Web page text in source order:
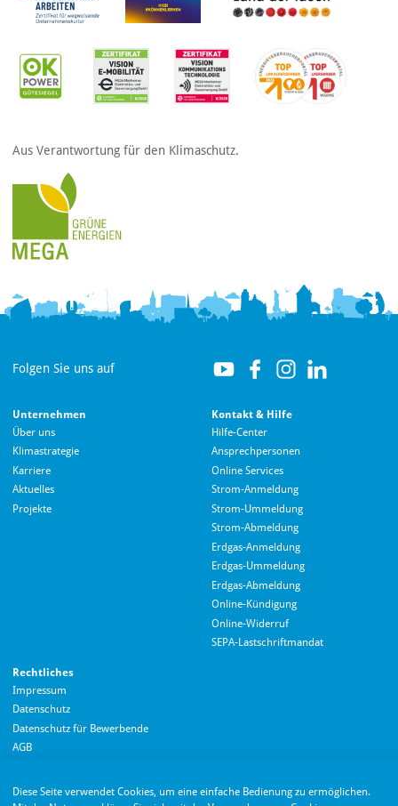
Aus Verantwortung für den Klimaschutz.
Folgen Sie uns auf
Unternehmen
Über uns
Klimastrategie
Karriere
Aktuelles
Projekte
Kontakt & Hilfe
Hilfe-Center
Ansprechpersonen
Online Services
Strom-Anmeldung
Strom-Ummeldung
Strom-Abmeldung
Erdgas-Anmeldung
Erdgas-Ummeldung
Erdgas-Abmeldung
Online-Kündigung
Online-Widerruf
SEPA-Lastschriftmandat
Rechtliches
Impressum
Datenschutz
Datenschutz für Bewerbende
AGB
Diese Seite verwendet Cookies, um eine einfache Bedienung zu ermöglichen.
Wir nutzen Langdock zur Bereitstellung eines KI-Chatbots. Mit dem Laden des